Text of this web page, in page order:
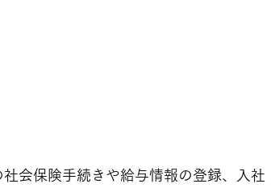
会保険手続きや給与情報の登録、入社